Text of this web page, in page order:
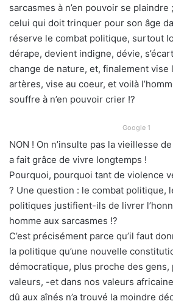
sarcasmes à n’en pouvoir se
celui qui doit trinquer pour son âge
réserve le combat politique, surtout
dérape, devient indigne, dévie,
change de nature, et, finalement vise
artères, vise au coeur, et voilà
souffre à n’en pouvoir crier !?
Google 1
NON ! On n’insulte pas la vieillesse
a fait grâce de vivre longtemps !
Pourquoi, pourquoi tant de violence
? Une question : le combat politique,
politiques justifient-ils de livrer
homme aux sarcasmes !?
C’est précisément parce qu’il faut
la politique qu’une nouvelle
démocratique, plus proche des gens,
valeurs, -et dans nos valeurs
dû aux aînés n’a trouvé la moindre